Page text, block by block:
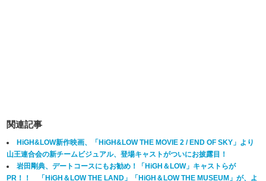
関連記事
HiGH&LOW新作映画、「HiGH&LOW THE MOVIE 2 / END OF SKY」より
山王連合会の新チームビジュアル、登場キャストがついにお披露目！
岩田剛典、デートコースにもお勧め！「HiGH＆LOW」キャストらが
PR！！ 「HiGH＆LOW THE LAND」「HiGH＆LOW THE MUSEUM」が、よ